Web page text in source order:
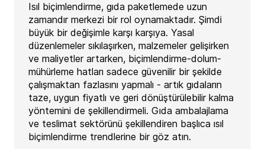
Isıl biçimlendirme, gıda paketlemede uzun
zamandır merkezi bir rol oynamaktadır. Şimdi
büyük bir değişimle karşı karşıya. Yasal
düzenlemeler sıkılaşırken, malzemeler gelişirken
ve maliyetler artarken, biçimlendirme-dolum-
mühürleme hatları sadece güvenilir bir şekilde
çalışmaktan fazlasını yapmalı - artık gıdaların
taze, uygun fiyatlı ve geri dönüştürülebilir kalma
yöntemini de şekillendirmeli. Gıda ambalajlama
ve teslimat sektörünü şekillendiren başlıca ısıl
biçimlendirme trendlerine bir göz atın.